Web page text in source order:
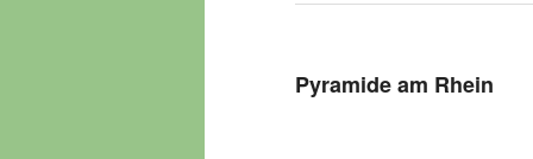
o
Pyramide am Rhein